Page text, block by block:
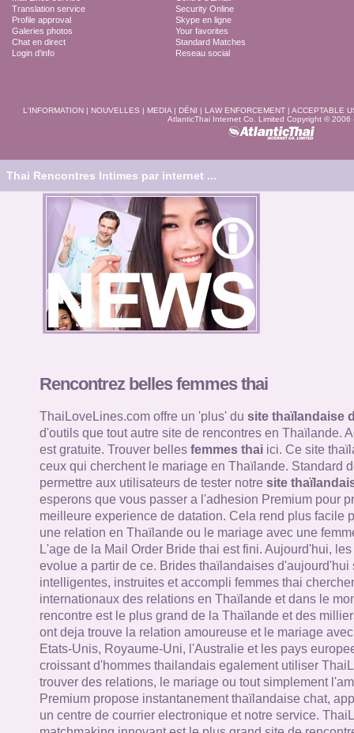
Translation service
Profile approval
Galeries photos
Chat en direct
Login d'info
Security Online
Skype en ligne
Your favorites
Standard Matches
Reseau social
L'INFORMATION | NOUVELLES | MEDIA | DÉNI | LAW ENFORCEMENT | ACCEPTABLE
AtlanticThai Internet Co. Limited Copyright © 2006
Thai Rencontres Intimes par internet ...
Rencontrez belles femmes thai
ThaiLoveLines.com offre un 'plus' du site thaïlandaise
d'outils que tout autre site de rencontres en Thaïlande.
est gratuite. Trouver bellesfemmes thaiici. Ce site
ceux qui cherchent le mariage en Thaïlande. Standard
permettre aux utilisateurs de tester notre site
esperons que vous passer a l'adhesion Premium pour
meilleure experience de datation. Cela rend plus facile
une relation en Thaïlande ou le mariage avec une
L'age de la Mail Order Bride thai est fini. Aujourd'hui,
evolue a partir de ce. Brides thaïlandaises d'aujourd'hui
intelligentes, instruites et accompli femmes thai
internationaux des relations en Thaïlande et dans le
rencontre est le plus grand de la Thaïlande et des
ont deja trouve la relation amoureuse et le mariage
Etats-Unis, Royaume-Uni, l'Australie et les pays
croissant d'hommes thailandais egalement utiliser
trouver des relations, le mariage ou tout simplement
Premium propose instantanement thaïlandaise chat,
un centre de courrier electronique et notre service.